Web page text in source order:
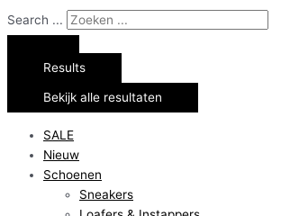
Search ...
Results
Bekijk alle resultaten
SALE
Nieuw
Schoenen
Sneakers